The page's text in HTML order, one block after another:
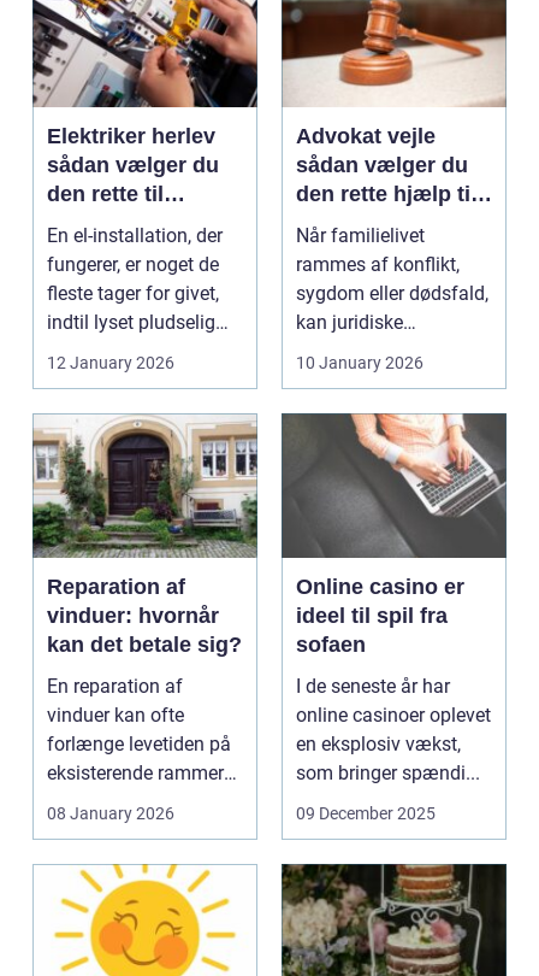
Elektriker herlev
sådan vælger du
den rette til
opgaven
En el-installation, der
fungerer, er noget de
fleste tager for givet,
indtil lyset pludselig
går, el...
12 January 2026
Advokat vejle
sådan vælger du
den rette hjælp til
familien
Når familielivet
rammes af konflikt,
sygdom eller dødsfald,
kan juridiske
spørgsmål hurtigt
10 January 2026
Reparation af
vinduer: hvornår
kan det betale sig?
En reparation af
vinduer kan ofte
forlænge levetiden på
eksisterende rammer
og glas med ...
08 January 2026
Online casino er
ideel til spil fra
sofaen
I de seneste år har
online casinoer oplevet
en eksplosiv vækst,
som bringer spændi...
09 December 2025